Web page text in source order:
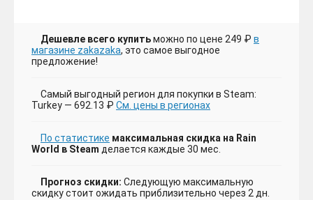
Дешевле всего купитьможно по цене 249 ₽ в
магазине zakazaka, это самое выгодное
предложение!
Самый выгодный регион для покупки в Steam:
Turkey — 692.13 ₽ См. цены в регионах
По статистике максимальная скидка на Rain
World в Steam делается каждые 30 мес.
Прогноз скидки: Следующую максимальную
скидку стоит ожидать приблизительно через 2 дн.